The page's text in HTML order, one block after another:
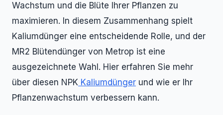
Wachstum und die Blüte Ihrer Pflanzen zu
maximieren. In diesem Zusammenhang spielt
Kaliumdünger eine entscheidende Rolle, und der
MR2 Blütendünger von Metrop ist eine
ausgezeichnete Wahl. Hier erfahren Sie mehr
über diesen NPK Kaliumdünger und wie er Ihr
Pflanzenwachstum verbessern kann.